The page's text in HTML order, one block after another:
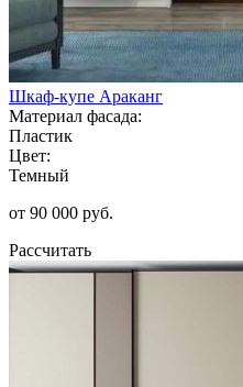
Шкаф-купе Араканг
Материал фасада:
Пластик
Цвет:
Темный
от 90 000 руб.
Рассчитать